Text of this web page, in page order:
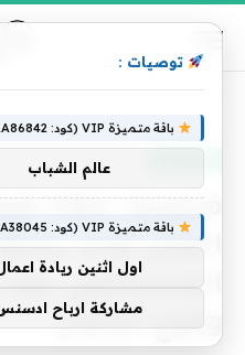
فنزويلا: إنقاذ طفل يبلغ من العمر
فنزويلا: إنقاذ
العمر ثلاث
المستشفى
وقوع الزلزال
توصيات :
باقة متميزة VIP (كود: AA86842):
عالم الشباب
باقة متميزة VIP (كود: AA38045):
اول اثنين ريادة
مشاركة ارباح